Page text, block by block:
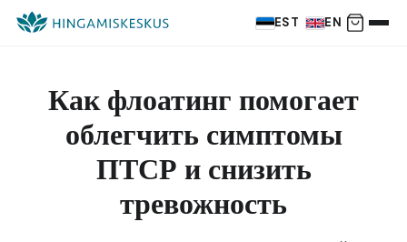
EST EN
Как флоатинг помогает
облегчить симптомы
ПТСР и снизить
тревожность